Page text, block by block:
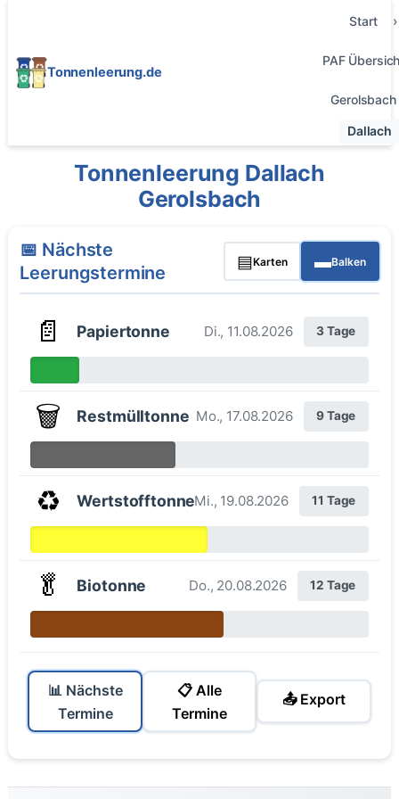
Tonnenleerung.de
Start
PAF
Gerolsbach
Dallach
Tonnenleerung Dallach
Gerolsbach
📅 Nächste
Leerungstermine
▤Karten ▬Balken
📄 Papiertonne Di., 11.08.2026 3 Tage
🗑️ Restmülltonne Mo., 17.08.2026 9 Tage
♻️ WertstofftonneMi., 19.08.2026 11 Tage
🥬 Biotonne Do., 20.08.2026 12 Tage
📊 Nächste
Termine
📋 Alle
Termine
📤 Export